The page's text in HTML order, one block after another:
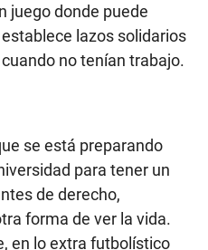
juego donde puede
lazos solidarios
no tenían trabajo.
se está preparando
para tener un
de derecho,
forma de ver la vida.
en lo extra futbolístico